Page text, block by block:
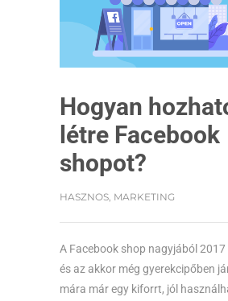
Hogyan
létre Facebook
shopot?
HASZNOS MARKETING
A Facebook shop nagyjából 2017
és az akkor még gyerekcipőben
mára már egy kiforrt, jól